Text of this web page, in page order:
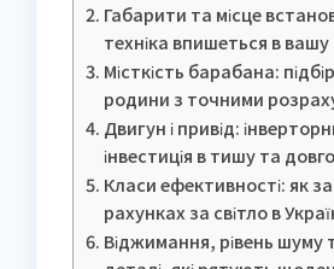
Габарити та місце
техніка впишеться в
Місткість барабана:
родини з точними
Двигун і привід:
інвестиція в тишу та
Класи ефективності: як
рахунках за світло в
Віджимання, рівень шуму